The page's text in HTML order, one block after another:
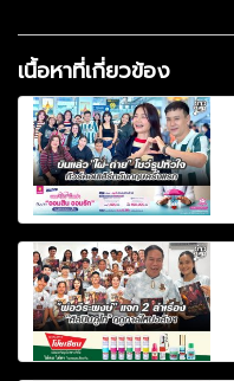
เนื้อหาที่เกี่ยวข้อง